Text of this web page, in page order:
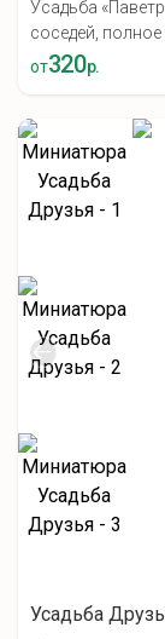
Усадьба
соседей, полное
от320р.
Усадьба